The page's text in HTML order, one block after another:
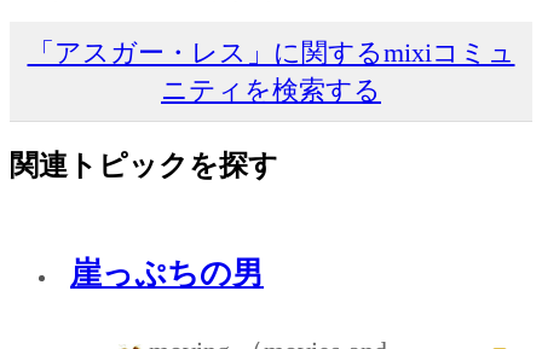
「アスガー・レス」に関するmixiコミュ
ニティを検索する
関連トピックを探す
崖っぷちの男